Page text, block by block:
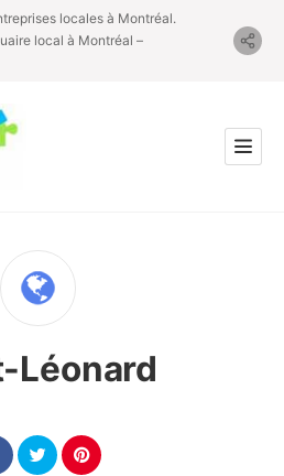
locales à Montréal.
local à Montréal –
Léonard